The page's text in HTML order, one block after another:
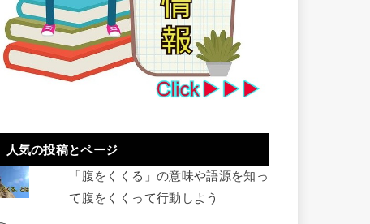
人気の投稿とページ
「腹をくくる」の意味や語源を知っ
て腹をくくって行動しよう